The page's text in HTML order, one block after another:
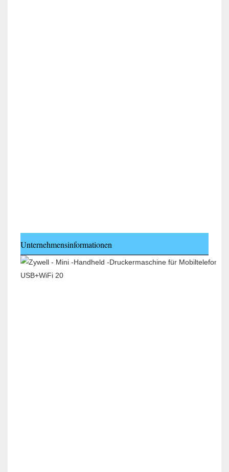
Unternehmensinformationen